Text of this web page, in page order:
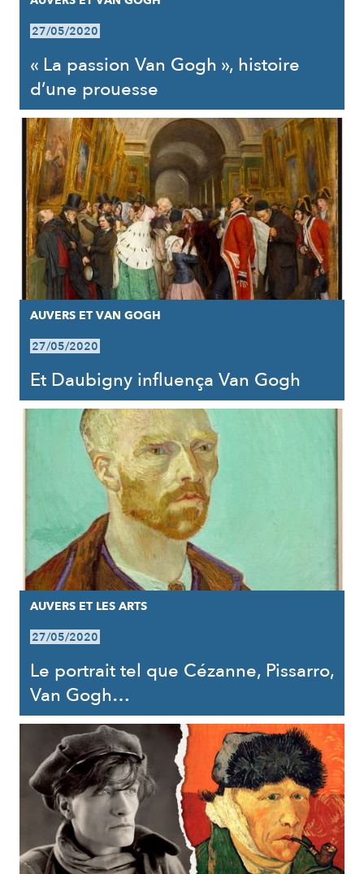
27/05/2020
« La passion Van Gogh », histoire
d’une prouesse
AUVERS ET VAN GOGH
27/05/2020
Et Daubigny influença Van Gogh
AUVERS ET LES ARTS
27/05/2020
Le portrait tel que Cézanne, Pissarro,
Van Gogh…